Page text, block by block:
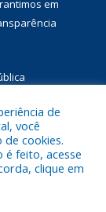
em
de Augusto
de
você
cookies.
é feito, acesse
clique em